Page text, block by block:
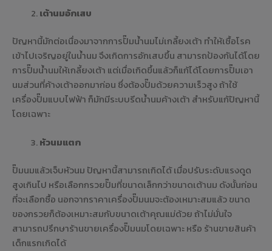
เต้านมอักเสบ
ปัญหานี้มักต่อเนื่องมาจากการปั๊มน้ำนมไม่เกลี้ยงเต้า ทำให้เชื้อโรค
เข้าไปเจริญอยู่ในน้ำนม จึงเกิดการอักเสบขึ้น สามารถป้องกันได้โดย
การปั๊มน้ำนมให้เกลี้ยงเต้า แต่เมื่อเกิดขึ้นแล้วก็แก้ได้โดยการปั๊มเอา
นมส่วนที่ค้างเต้าออกมาก่อน ซึ่งต้องปั๊มด้วยความเร็วสูง ถ้าใช้
เครื่องปั๊มแบบไฟฟ้า ก็มักมีระบบรีดน้ำนมค้างเต้า สำหรับแก้ปัญหานี้
โดยเฉพาะ
หัวนมแตก
ปั๊มนมแล้วเจ็บหัวนม ปัญหานี้สามารถเกิดได้ เมื่อปรับระดับแรงดูด
สูงเกินไป หรือเลือกกรวยปั๊มที่ขนาดเล็กกว่าขนาดเต้านม ดังนั้นก่อน
ที่จะเลือกซื้อ นอกจากราคาเครื่องปั๊มนมจะต้องเหมาะสมแล้ว ขนาด
ของกรวยก็ต้องเหมาะสมกับขนาดเต้าคุณแม่ด้วย ถ้าไม่มั่นใจ
สามารถปรึกษาร้านขายเครื่องปั๊มนมโดยเฉพาะ หรือ ร้านขายสินค้า
เด็กแรกเกิดได้